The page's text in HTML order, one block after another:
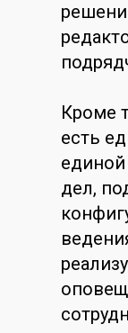
Кроме
есть
дел,